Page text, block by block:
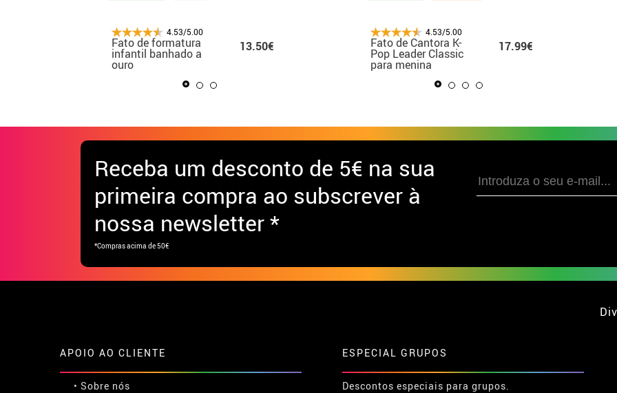
4.53/5.00
Fato de formatura
infantil banhado a
ouro
13.50€
4.53/5.00
Fato branco de
cantora de K-Pop
para menina
17.99€ Fato de formatura
dourado para adulto
Fato de Marilyn para
mulher
4.53/5.00
Fato de Cantora K-
Pop Leader Classic
para menina
17.99€ Fato
Fato de rato para
mulher
Receba um desconto de 5€ na sua
primeira compra ao subscrever à
nossa newsletter *
*Compras acima de 50€
APOIO AO CLIENTE
• Sobre nós
ESPECIAL GRUPOS
Descontos especiais para grupos.